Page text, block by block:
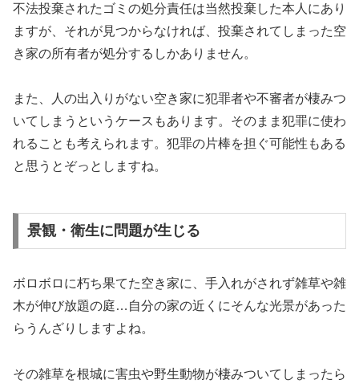
不法投棄されたゴミの処分責任は当然投棄した本人にあり
ますが、それが見つからなければ、投棄されてしまった空
き家の所有者が処分するしかありません。
また、人の出入りがない空き家に犯罪者や不審者が棲みつ
いてしまうというケースもあります。そのまま犯罪に使わ
れることも考えられます。犯罪の片棒を担ぐ可能性もある
と思うとぞっとしますね。
景観・衛生に問題が生じる
ボロボロに朽ち果てた空き家に、手入れがされず雑草や雑
木が伸び放題の庭…自分の家の近くにそんな光景があった
らうんざりしますよね。
その雑草を根城に害虫や野生動物が棲みついてしまったら